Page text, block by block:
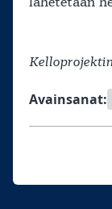
Avainsanat: